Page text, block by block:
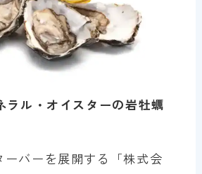
ラル・オイスターの岩牡蠣
ーバーを展開する「株式会